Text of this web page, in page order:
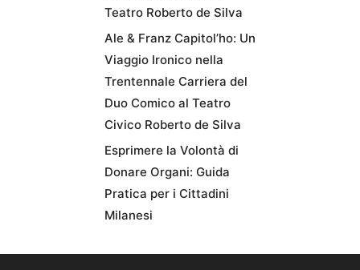
Teatro Roberto de Silva
Ale & Franz Capitol’ho: Un
Viaggio Ironico nella
Trentennale Carriera del
Duo Comico al Teatro
Civico Roberto de Silva
Esprimere la Volontà di
Donare Organi: Guida
Pratica per i Cittadini
Milanesi